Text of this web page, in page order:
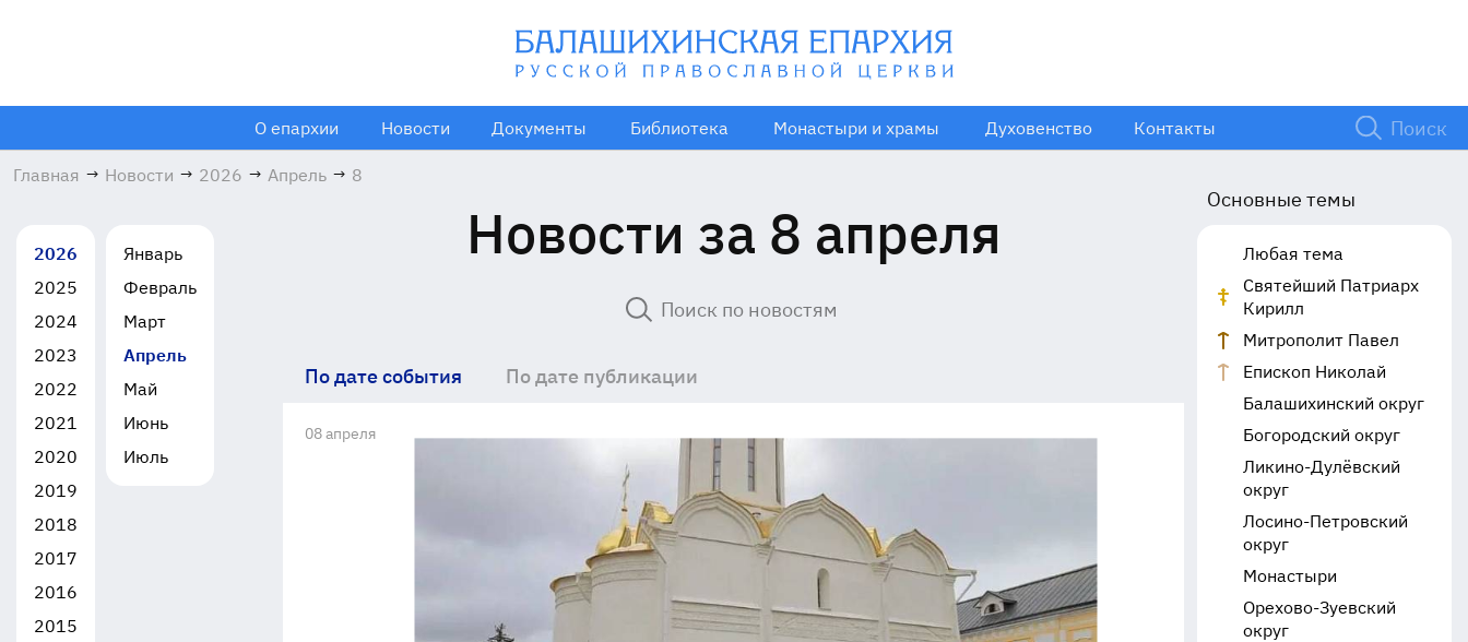
О епархии Новости Документы Библиотека Монастыри и храмы Духовенство Контакты
Главная → Новости → 2026 → Апрель → 8
2026
2025
2024
2023
2022
2021
2020
2019
2018
2017
2016
2015
Январь
Февраль
Март
Апрель
Май
Июнь
Июль
Новости за 8 апреля
По дате события По дате публикации
08 апреля
Основные темы
Любая тема
Святейший Патриарх
Кирилл
Митрополит Павел
Епископ Николай
Балашихинский округ
Богородский округ
Ликино-Дулёвский
округ
Лосино-Петровский
округ
Монастыри
Орехово-Зуевский
округ